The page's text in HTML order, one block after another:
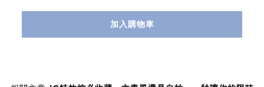
加入購物車